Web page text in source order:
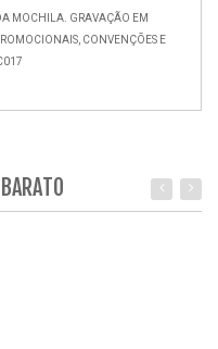
MOCHILA. GRAVAÇÃO EM
CONVENÇÕES E